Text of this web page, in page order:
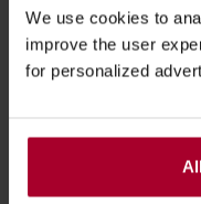
We use cookies to
improve the user
for personalized
Advies
Wij helpen u